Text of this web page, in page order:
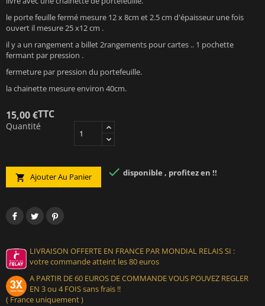
le porte feuille fermé mesure 12 x 8cm et 2.5 cm d'épaisseur une fois
ouvert il mesure 25 x12 cm .
il y a un rangement a billet 2rangements pour cartes .. 1 pochette
fermant par pression .
fermeture par pression du portefeuille.
la chainette mesure environ 40cm.
15,00 €TTC
Quantité
 Ajouter Au Panier  disponible , profitez en !!
LIVRAISON OFFERTE EN FRANCE PAR MONDIAL RELAIS SI :
votre commande atteint les 80 euros
A PARTIR DE 60 EUROS DE COMMANDE VOUS POUVEZ REGLER
EN 3 ou 4 FOIS sans frais !!
( France uniquement )